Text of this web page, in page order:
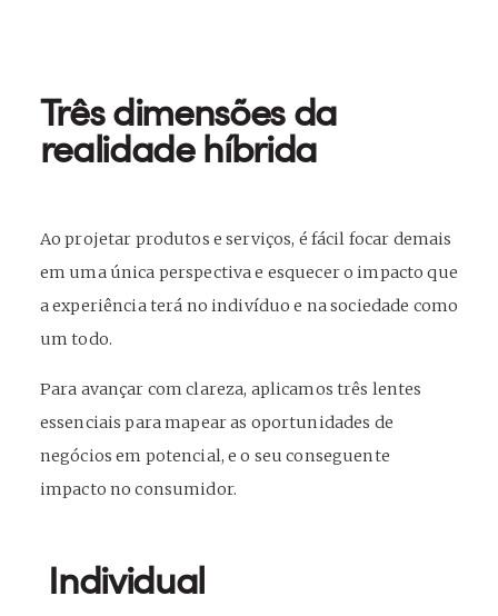
Três dimensões da
realidade híbrida
Ao projetar produtos e serviços, é fácil focar demais
em uma única perspectiva e esquecer o impacto que
a experiência terá no indivíduo e na sociedade como
um todo.
Para avançar com clareza, aplicamos três lentes
essenciais para mapear as oportunidades de
negócios em potencial, e o seu conseguente
impacto no consumidor.
Individual